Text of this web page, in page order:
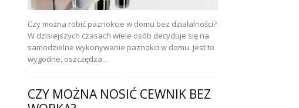
Czy można robić paznokcie w domu bez działalności?
W dzisiejszych czasach wiele osób decyduje się na
samodzielne wykonywanie paznokci w domu. Jest to
wygodne, oszczędza...
CZY MOŻNA NOSIĆ CEWNIK BEZ